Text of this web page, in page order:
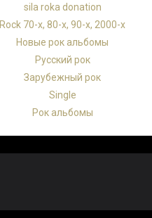
sila roka donation
Rock 70-х, 80-х, 90-х, 2000-х
Новые рок альбомы
Русский рок
Зарубежный рок
Single
Рок альбомы